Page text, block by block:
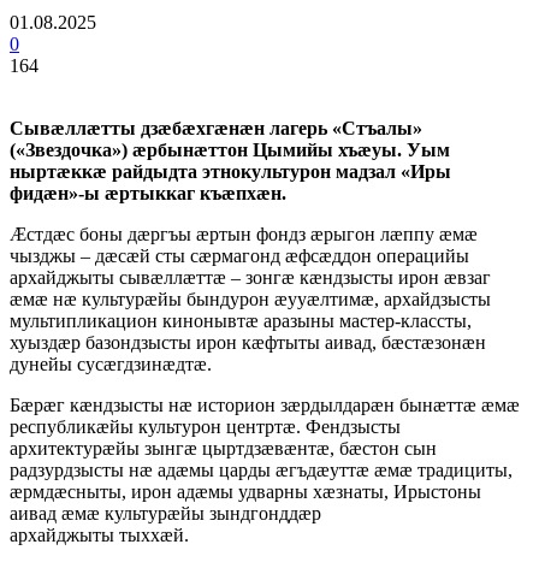
01.08.2025
0
164
Сывæллæтты дзæбæхгæнæн лагерь «Стъалы»
(«Звездочка») æрбынæттон Цымийы хъæуы. Уым
ныртæккæ райдыдта этнокультурон мадзал «Иры
фидæн»-ы æртыккаг къæпхæн.
Æстдæс боны дæргъы æртын фондз æрыгон лæппу æмæ
чызджы – дæсæй сты сæрмагонд æфсæддон операцийы
архайджыты сывæллæттæ – зонгæ кæндзысты ирон æвзаг
æмæ нæ культурæйы бындурон æууæлтимæ, архайдзысты
мультипликацион кинонывтæ аразыны мастер-классты,
хуыздæр базондзысты ирон кæфтыты аивад, бæстæзонæн
дунейы сусæгдзинæдтæ.
Бæрæг кæндзысты нæ историон зæрдылдарæн бынæттæ æмæ
республикæйы культурон центртæ. Фендзысты
архитектурæйы зынгæ цыртдзæвæнтæ, бæстон сын
радзурдзысты нæ адæмы царды æгъдæуттæ æмæ традициты,
æрмдæсныты, ирон адæмы удварны хæзнаты, Ирыстоны
аивад æмæ культурæйы зындгонддæр
архайджыты тыххæй.